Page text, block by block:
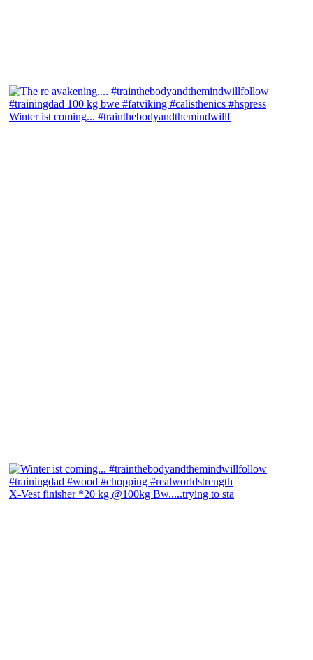
Winter ist coming... #trainthebodyandthemindwillf
X-Vest finisher *20 kg @100kg Bw.....trying to sta